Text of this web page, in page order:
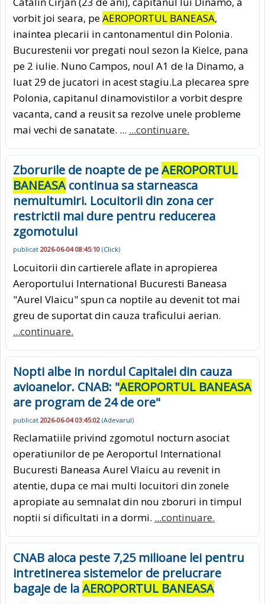
vorbit joi seara, peAEROPORTUL BANEASA,
inaintea plecarii in cantonamentul din Polonia.
Bucurestenii vor pregati noul sezon la Kielce, pana
pe 2 iulie. Nuno Campos, noul A1 de la Dinamo, a
luat 29 de jucatori in acest stagiu.La plecarea spre
Polonia, capitanul dinamovistilor a vorbit despre
vacanta, cand a reusit sa rezolve unele probleme
mai vechi de sanatate. ... ...continuare.
Zborurile de noapte de peAEROPORTUL
BANEASAcontinua sa starneasca
nemultumiri. Locuitorii din zona cer
restrictii mai dure pentru reducerea
zgomotului
publicat 2026-06-04 08:45:10 (Click)
Locuitorii din cartierele aflate in apropierea
Aeroportului International Bucuresti Baneasa
"Aurel Vlaicu" spun ca noptile au devenit tot mai
greu de suportat din cauza traficului aerian.
...continuare.
Nopti albe in nordul Capitalei din cauza
avioanelor. CNAB: "AEROPORTUL BANEASA
are program de 24 de ore"
publicat 2026-06-04 03:45:02 (Adevarul)
Reclamatiile privind zgomotul nocturn asociat
operatiunilor de pe Aeroportul International
Bucuresti Baneasa Aurel Vlaicu au revenit in
atentie, dupa ce mai multi locuitori din zonele
apropiate au semnalat din nou zboruri in timpul
noptii si dificultati in a dormi. ...continuare.
CNAB aloca peste 7,25 milioane lei pentru
intretinerea sistemelor de prelucrare
bagaje de laAEROPORTUL BANEASA